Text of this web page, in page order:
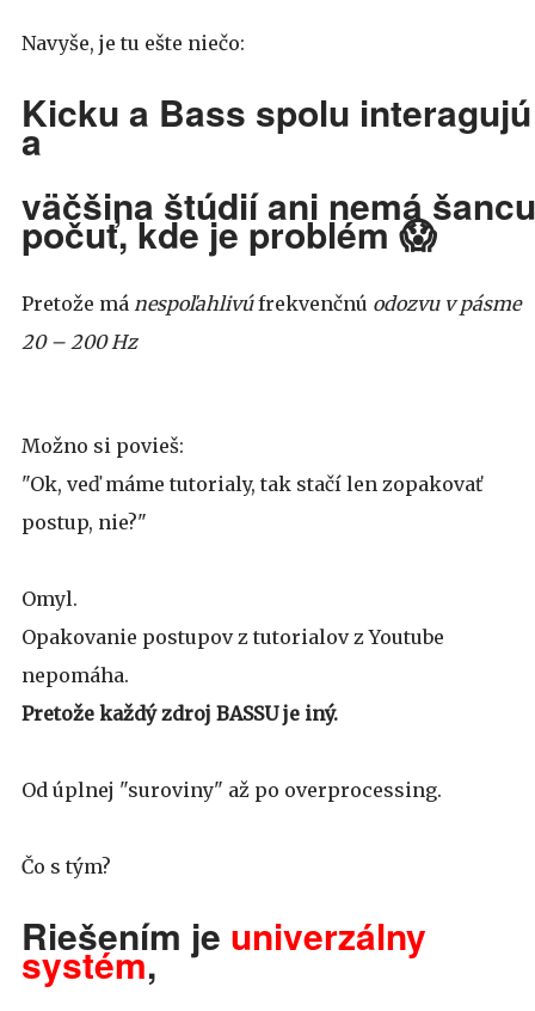
Navyše, je tu ešte niečo:
Kicku a Bass spolu interagujú
a
väčšina štúdií ani nemá šancu
počuť, kde je problém 😱
Pretože má nespoľahlivúfrekvenčnú odozvu v pásme
20 – 200 Hz
Možno si povieš:
"Ok, veď máme tutorialy, tak stačí len zopakovať
postup, nie?"
Omyl.
Opakovanie postupov z tutorialov z Youtube
nepomáha.
Pretože každý zdroj BASSU je iný.
Od úplnej "suroviny" až po overprocessing.
Čo s tým?
Riešením je univerzálny
systém,